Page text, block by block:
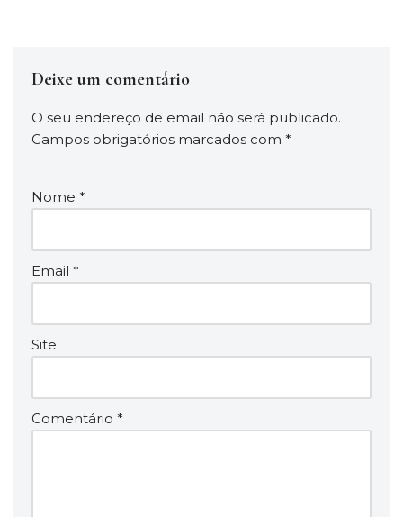
Deixe um comentário
O seu endereço de email não será publicado.
Campos obrigatórios marcados com *
Nome *
Email *
Site
Comentário *